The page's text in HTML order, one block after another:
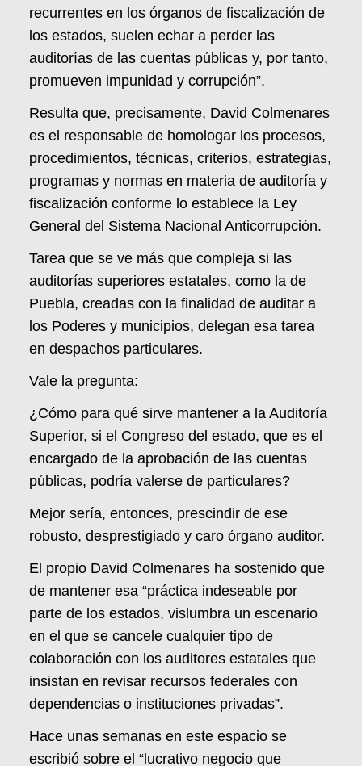
recurrentes en los órganos de fiscalización de
los estados, suelen echar a perder las
auditorías de las cuentas públicas y, por tanto,
promueven impunidad y corrupción”.
Resulta que, precisamente, David Colmenares
es el responsable de homologar los procesos,
procedimientos, técnicas, criterios, estrategias,
programas y normas en materia de auditoría y
fiscalización conforme lo establece la Ley
General del Sistema Nacional Anticorrupción.
Tarea que se ve más que compleja si las
auditorías superiores estatales, como la de
Puebla, creadas con la finalidad de auditar a
los Poderes y municipios, delegan esa tarea
en despachos particulares.
Vale la pregunta:
¿Cómo para qué sirve mantener a la Auditoría
Superior, si el Congreso del estado, que es el
encargado de la aprobación de las cuentas
públicas, podría valerse de particulares?
Mejor sería, entonces, prescindir de ese
robusto, desprestigiado y caro órgano auditor.
El propio David Colmenares ha sostenido que
de mantener esa “práctica indeseable por
parte de los estados, vislumbra un escenario
en el que se cancele cualquier tipo de
colaboración con los auditores estatales que
insistan en revisar recursos federales con
dependencias o instituciones privadas”.
Hace unas semanas en este espacio se
escribió sobre el “lucrativo negocio que